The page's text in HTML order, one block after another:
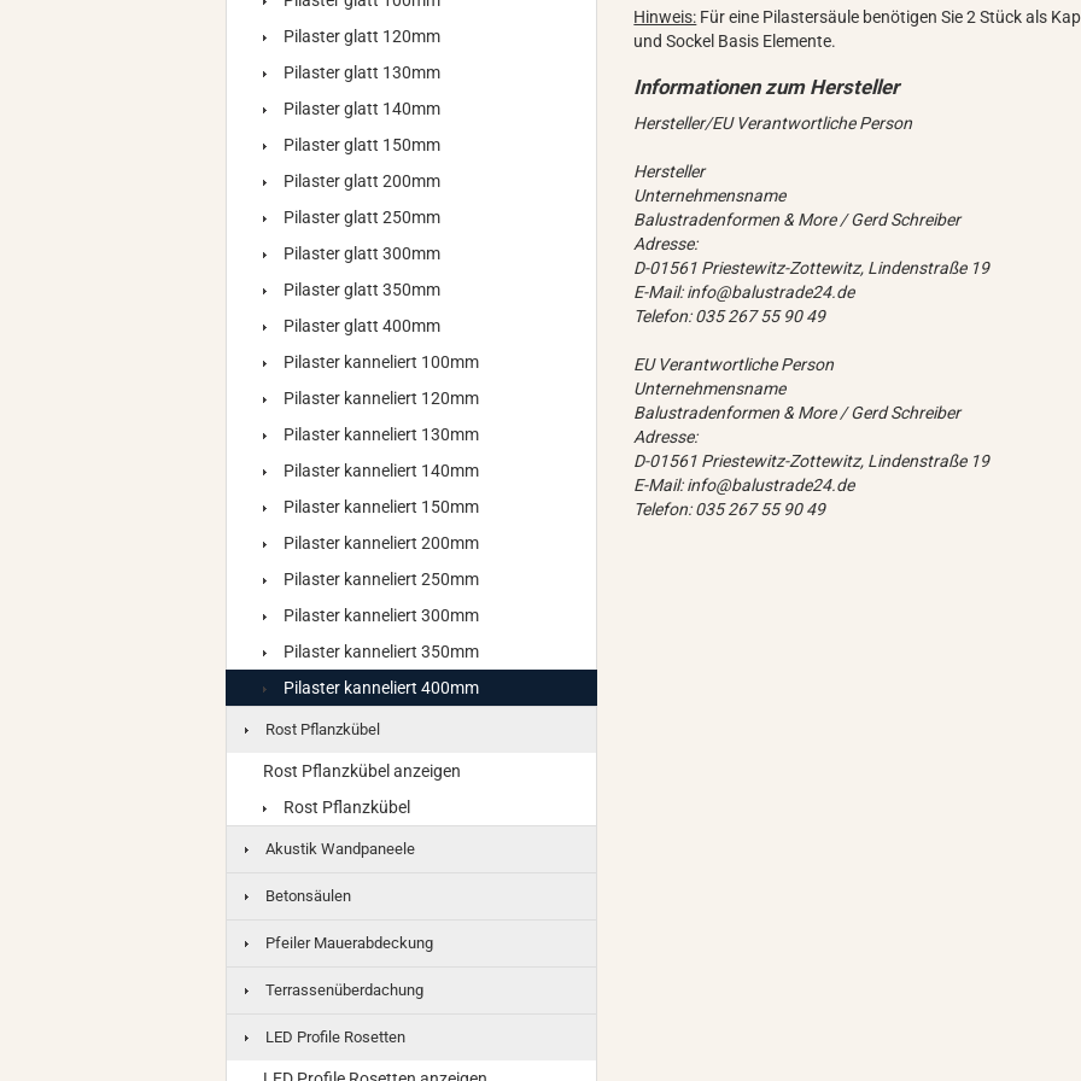
Hinweis: Für eine Pilastersäule benötigen Sie 2 Stück als
und Sockel Basis Elemente.
Hersteller/EU Verantwortliche Person
Hersteller
Unternehmensname
Balustradenformen & More / Gerd Schreiber
Adresse:
D-01561 Priestewitz-Zottewitz, Lindenstraße 19
E-Mail: info@balustrade24.de
Telefon: 035 267 55 90 49
EU Verantwortliche Person
Unternehmensname
Balustradenformen & More / Gerd Schreiber
Adresse:
D-01561 Priestewitz-Zottewitz, Lindenstraße 19
E-Mail: info@balustrade24.de
Telefon: 035 267 55 90 49
Pilaster glatt 120mm
Pilaster glatt 130mm
Pilaster glatt 140mm
Pilaster glatt 150mm
Pilaster glatt 200mm
Pilaster glatt 250mm
Pilaster glatt 300mm
Pilaster glatt 350mm
Pilaster glatt 400mm
Pilaster kanneliert 100mm
Pilaster kanneliert 120mm
Pilaster kanneliert 130mm
Pilaster kanneliert 140mm
Pilaster kanneliert 150mm
Pilaster kanneliert 200mm
Pilaster kanneliert 250mm
Pilaster kanneliert 300mm
Pilaster kanneliert 350mm
Pilaster kanneliert 400mm
Rost Pflanzkübel
Rost Pflanzkübel anzeigen
Rost Pflanzkübel
Akustik Wandpaneele
Betonsäulen
Pfeiler Mauerabdeckung
Terrassenüberdachung
LED Profile Rosetten